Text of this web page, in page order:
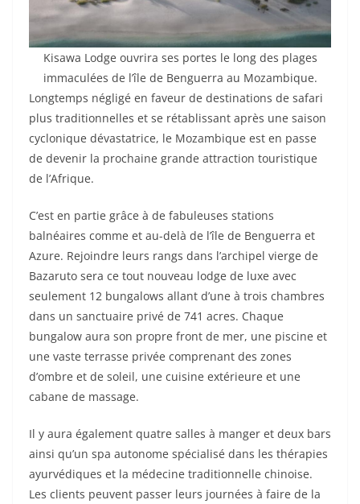
Kisawa Lodge ouvrira ses portes le long des plages
immaculées de l’île de Benguerra au Mozambique.
Longtemps négligé en faveur de destinations de safari
plus traditionnelles et se rétablissant après une saison
cyclonique dévastatrice, le Mozambique est en passe
de devenir la prochaine grande attraction touristique
de l’Afrique.
C’est en partie grâce à de fabuleuses stations
balnéaires comme et au-delà de l’île de Benguerra et
Azure. Rejoindre leurs rangs dans l’archipel vierge de
Bazaruto sera ce tout nouveau lodge de luxe avec
seulement 12 bungalows allant d’une à trois chambres
dans un sanctuaire privé de 741 acres. Chaque
bungalow aura son propre front de mer, une piscine et
une vaste terrasse privée comprenant des zones
d’ombre et de soleil, une cuisine extérieure et une
cabane de massage.
Il y aura également quatre salles à manger et deux bars
ainsi qu’un spa autonome spécialisé dans les thérapies
ayurvédiques et la médecine traditionnelle chinoise.
Les clients peuvent passer leurs journées à faire de la